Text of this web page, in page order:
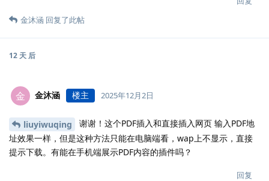
金沐涵 回复了此帖
12 天 后
金 金沐涵 楼主 2025年12月2日
liuyiwuqing
谢谢！这个PDF插入和直接插入网页 输入PDF地
址效果一样，但是这种方法只能在电脑端看，wap上不显示，直接
提示下载。有能在手机端展示PDF内容的插件吗？
回复